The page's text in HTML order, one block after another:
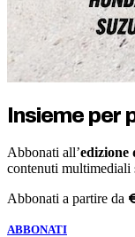
Insieme per
Abbonati all’edizione
contenuti
Abbonati a partire da
ABBONATI